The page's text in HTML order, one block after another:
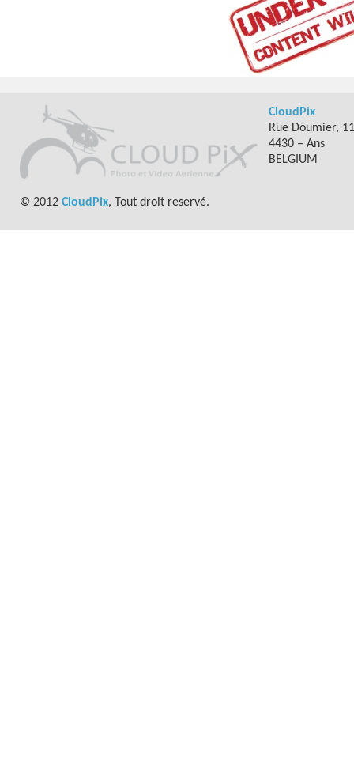
© 2012 CloudPix, Tout droit reservé.
CloudPix
Rue Doumier,
4430 – Ans
BELGIUM